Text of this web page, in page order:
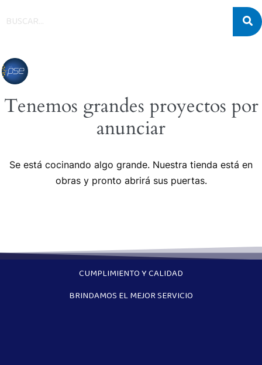
Tenemos grandes proyectos por
anunciar
Se está cocinando algo grande. Nuestra tienda está en
obras y pronto abrirá sus puertas.
CUMPLIMIENTO Y CALIDAD
BRINDAMOS EL MEJOR SERVICIO